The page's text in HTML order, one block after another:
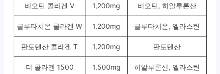
비오틴 콜라겐 V 1,200mg 비오틴, 히알루론산
글루타치온 콜라겐 W 1,200mg 글루타치온, 엘라스틴
판토텐산 콜라겐 T 1,200mg 판토텐산
더 콜라겐 1500 1,500mg 히알루론산, 엘라스틴